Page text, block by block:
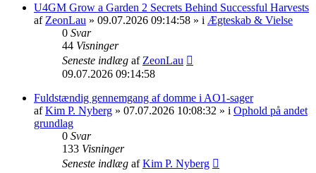
U4GM Grow a Garden 2 Secrets Behind Successful Harvests
af ZeonLau » 09.07.2026 09:14:58 » i Ægteskab & Vielse
0 Svar
44 Visninger
Seneste indlæg af ZeonLau
09.07.2026 09:14:58
Fuldstændig gennemgang af domme i AO1-sager
afKim P. Nyberg » 07.07.2026 10:08:32 » i Ophold på andet
grundlag
0 Svar
133 Visninger
Seneste indlæg afKim P. Nyberg